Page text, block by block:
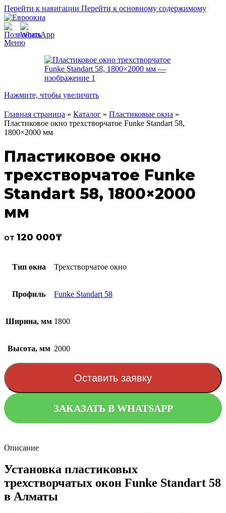
Перейти к навигации Перейти к основному содержимому
Меню
Нажмите, чтобы увеличить
Главная страница » Каталог » Пластиковые окна »
Пластиковое окно трехстворчатое Funke Standart 58,
1800×2000 мм
Пластиковое окно
трехстворчатое Funke
Standart 58, 1800×2000
мм
от 120 000₸
Тип окна Трехстворчатое окно
Профиль Funke Standart 58
Ширина, мм 1800
Высота, мм 2000
Оставить заявку
ЗАКАЗАТЬ В WHATSAPP
Описание
Установка пластиковых
трехстворчатых окон Funke Standart 58
в Алматы